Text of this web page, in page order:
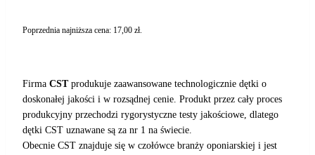
Poprzednia najniższa cena: 17,00 zł.
Firma CSTprodukuje zaawansowane technologicznie dętki o
doskonałej jakości i w rozsądnej cenie. Produkt przez cały proces
produkcyjny przechodzi rygorystyczne testy jakościowe, dlatego
dętki CST uznawane są za nr 1 na świecie.
Obecnie CST znajduje się w czołówce branży oponiarskiej i jest